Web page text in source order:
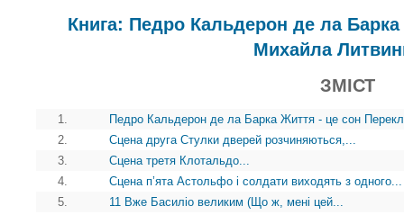
Книга: Педро Кальдерон де ла
Михайла
ЗМІСТ
1.
Педро Кальдерон де ла Барка Життя - це сон
2.
Сцена друга Стулки дверей розчиняються,...
3.
Сцена третя Клотальдо...
4.
Сцена п’ята Астольфо і солдати виходять з одного...
5.
11 Вже Басиліо великим (Що ж, мені цей...